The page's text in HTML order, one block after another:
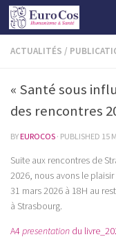
ACTUALITÉS /
« Santé sous
des rencontres
BYEUROCOS · PUBLISHED 15
Suite aux rencontres de
2026, nous avons le
31 mars 2026 à 18H au
à Strasbourg.
A4presentation du